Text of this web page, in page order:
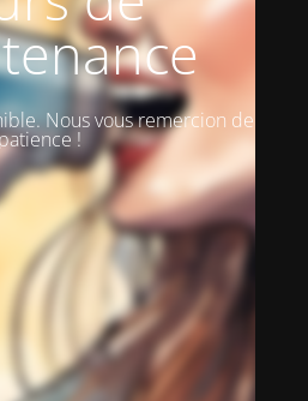
Nous vous remercion de votre
!